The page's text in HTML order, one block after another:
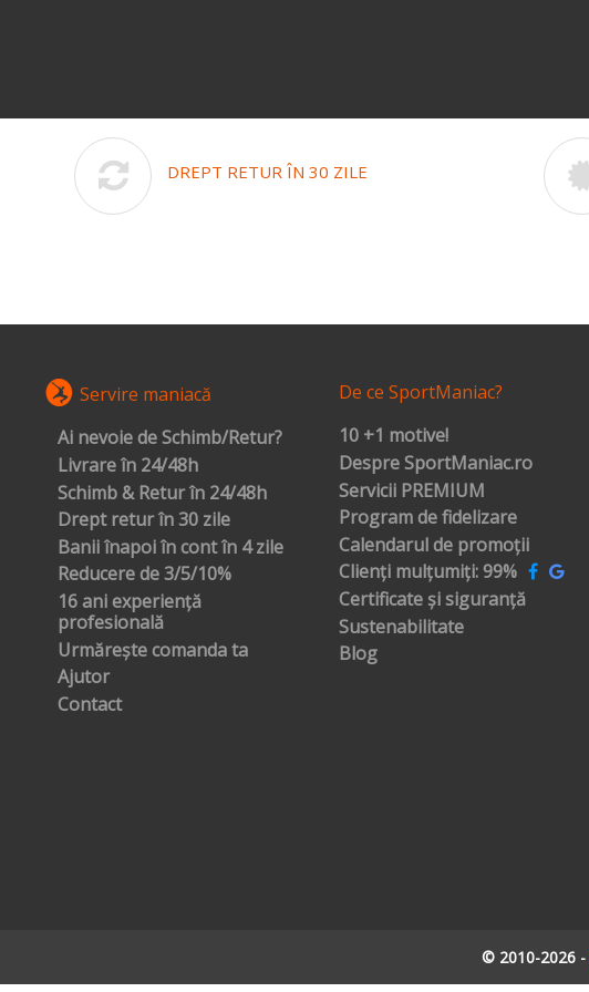
DREPT RETUR ÎN 30 ZILE
Servire maniacă
Ai nevoie de Schimb/Retur?
Livrare în 24/48h
Schimb & Retur în 24/48h
Drept retur în 30 zile
Banii înapoi în cont în 4 zile
Reducere de 3/5/10%
16 ani experiență
profesională
Urmărește comanda ta
Ajutor
Contact
De ce SportManiac?
10 +1 motive!
Despre SportManiac.ro
Servicii PREMIUM
Program de fidelizare
Calendarul de promoții
Clienți mulțumiți: 99%
Certificate și siguranță
Sustenabilitate
Blog
© 2010-2026 -